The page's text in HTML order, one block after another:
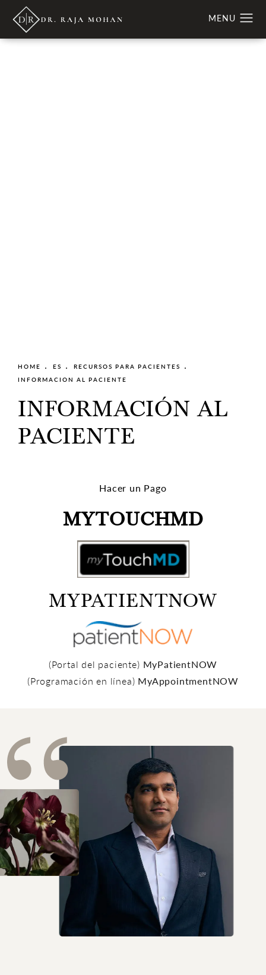
HOME ES
RECURSOS PARA PACIENTES
INFORMACION AL PACIENTE
INFORMACIÓN AL
PACIENTE
Hacer un Pago
MYTOUCHMD
MYPATIENTNOW
(Portal del paciente) MyPatientNOW
(Programación en línea) MyAppointmentNOW